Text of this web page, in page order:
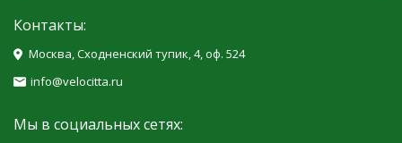
Контакты:
Москва, Сходненский тупик, 4, оф. 524
info@velocitta.ru
Мы в социальных сетях: